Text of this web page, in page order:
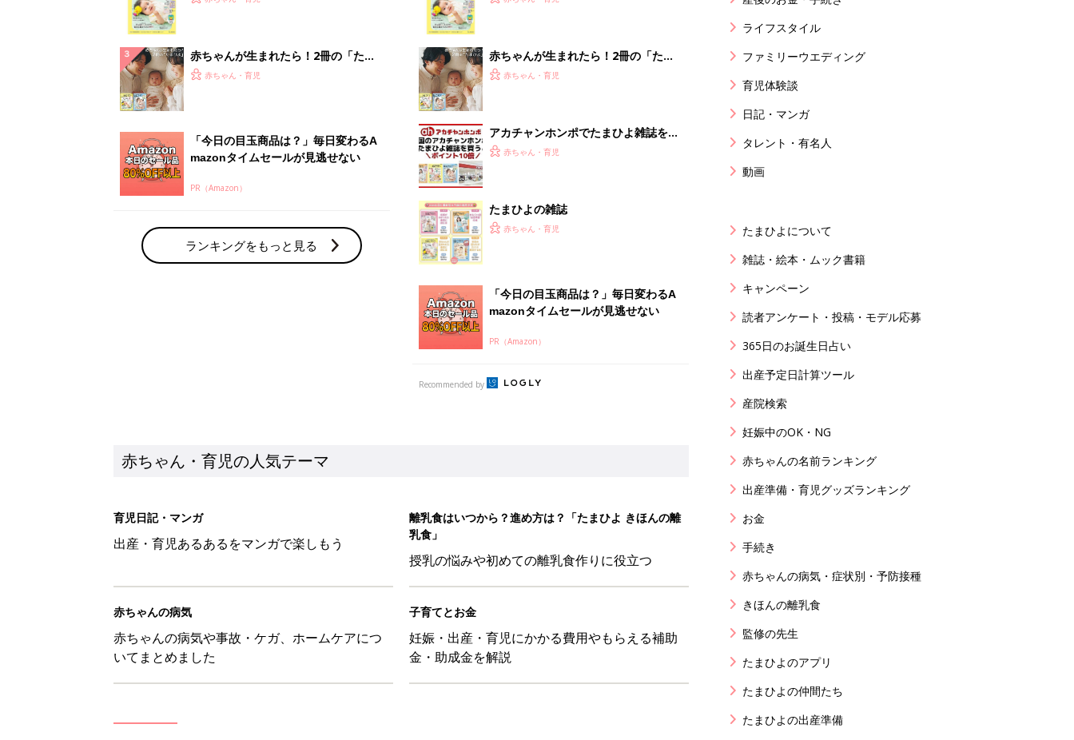
赤ちゃんが生まれたら！2冊の「たま
ひよ」
赤ちゃん・育児
「今日の目玉商品は？」毎日変わるA
mazonタイムセールが見逃せない
PR（Amazon）
ランキングをもっと見る
赤ちゃんが生まれたら！2冊の「たま
ひよ」
赤ちゃん・育児
アカチャンホンポでたまひよ雑誌を買
うとポイント10倍【期間限定】
赤ちゃん・育児
たまひよの雑誌
赤ちゃん・育児
「今日の目玉商品は？」毎日変わるA
mazonタイムセールが見逃せない
PR（Amazon）
Recommended by
赤ちゃん・育児の人気テーマ
育児日記・マンガ
出産・育児あるあるをマンガで楽しもう
離乳食はいつから？進め方は？「たまひよ きほんの離
乳食」
授乳の悩みや初めての離乳食作りに役立つ
赤ちゃんの病気
赤ちゃんの病気や事故・ケガ、ホームケアにつ
いてまとめました
子育てとお金
妊娠・出産・育児にかかる費用やもらえる補助
金・助成金を解説
ライフスタイル
ファミリーウエディング
育児体験談
日記・マンガ
タレント・有名人
動画
たまひよについて
雑誌・絵本・ムック書籍
キャンペーン
読者アンケート・投稿・モデル応募
365日のお誕生日占い
出産予定日計算ツール
産院検索
妊娠中のOK・NG
赤ちゃんの名前ランキング
出産準備・育児グッズランキング
お金
手続き
赤ちゃんの病気・症状別・予防接種
きほんの離乳食
監修の先生
たまひよのアプリ
たまひよの仲間たち
たまひよの出産準備